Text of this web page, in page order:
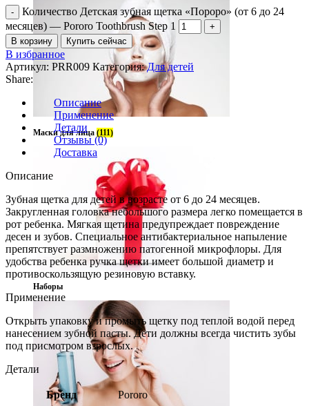
Маски для лица (111)
Наборы
Количество Детская зубная щетка «Пороро» (от 6 до 24
месяцев) — Pororo Toothbrush Step 1
В корзину Купить сейчас
В избранное
Артикул: PRR009 Категория: Для детей
Share:
Описание
Применение
Детали
Отзывы (0)
Доставка
Описание
Зубная щетка для детей в возрасте от 6 до 24 месяцев.
Закругленная головка небольшого размера легко помещается в
рот ребенка. Мягкая щетина предупреждает повреждение
десен и зубов. Специальное антибактериальное напыление
препятствует размножению патогенной микрофлоры. Для
удобства ребенка ручка щетки имеет большой диаметр и
противоскользящую резиновую вставку.
Применение
Открыть упаковку и промыть щетку под теплой водой перед
нанесением зубной пасты. Дети должны всегда чистить зубы
под присмотром взрослых.
Детали
Бренд Pororo